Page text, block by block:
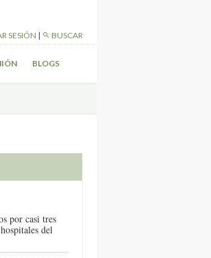
SESIÓN | BUSCAR
BLOGS
por casi tres
del